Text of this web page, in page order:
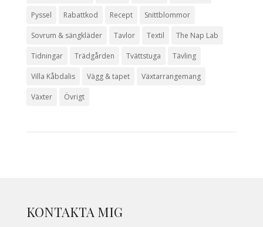
Pyssel Rabattkod Recept Snittblommor
Sovrum & sängkläder Tavlor Textil The Nap Lab
Tidningar Trädgården Tvättstuga Tävling
Villa Kåbdalis Vägg & tapet Växtarrangemang
Växter Övrigt
KONTAKTA MIG